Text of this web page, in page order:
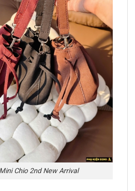
Chio 2nd New Arrival